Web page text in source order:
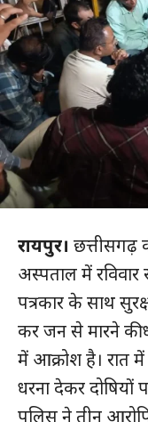
रायपुर। छत्तीसगढ़
अस्पताल में रविवार
पत्रकार के साथ
कर जन से मारने की
में आक्रोश है। रात में
धरना देकर दोषियों
पुलिस ने तीन